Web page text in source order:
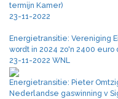
termijn Kamer)
23-11-2022
Energietransitie: Vereniging
wordt in 2024 zo'n 2400 euro
23-11-2022 WNL
Energietransitie: Pieter
Nederlandse gaswinning v